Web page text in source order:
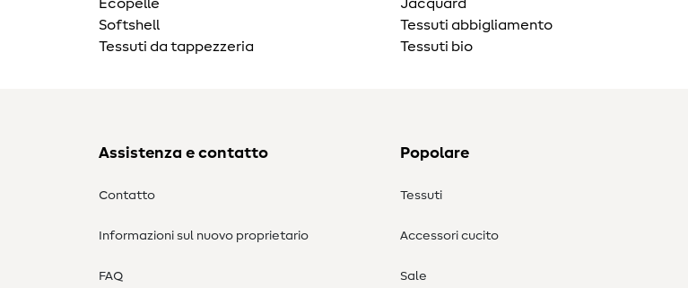
Ecopelle
Softshell
Tessuti da tappezzeria
Jacquard
Tessuti abbigliamento
Tessuti bio
Assistenza e contatto
Contatto
Informazioni sul nuovo proprietario
FAQ
Popolare
Tessuti
Accessori cucito
Sale